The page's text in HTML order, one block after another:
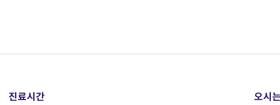
진료시간 오시